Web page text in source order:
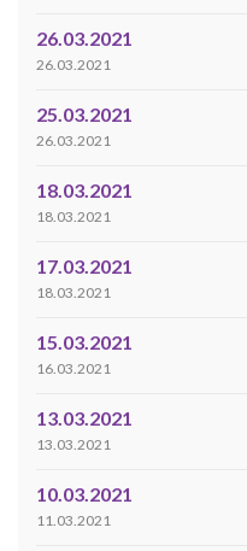
26.03.2021
26.03.2021
25.03.2021
26.03.2021
18.03.2021
18.03.2021
17.03.2021
18.03.2021
15.03.2021
16.03.2021
13.03.2021
13.03.2021
10.03.2021
11.03.2021